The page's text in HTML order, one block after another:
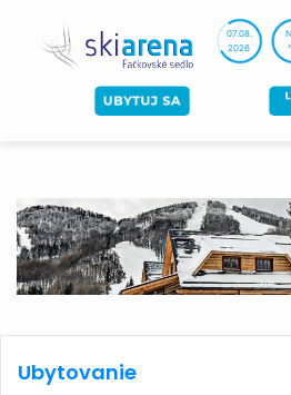
07.08.
2026
Ubytovanie